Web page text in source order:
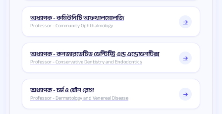
অধ্যাপক - কমিউনিটি অফথালমোলজি
Professor - Community Ophthalmology
অধ্যাপক - কনজারভেটিভ ডেন্টিস্ট্রি এন্ড এন্ডোডনটিক্স
Professor - Conservative Dentistry and Endodontics
অধ্যাপক - চর্ম ও যৌন রোগ
Professor - Dermatology and Venereal Disease